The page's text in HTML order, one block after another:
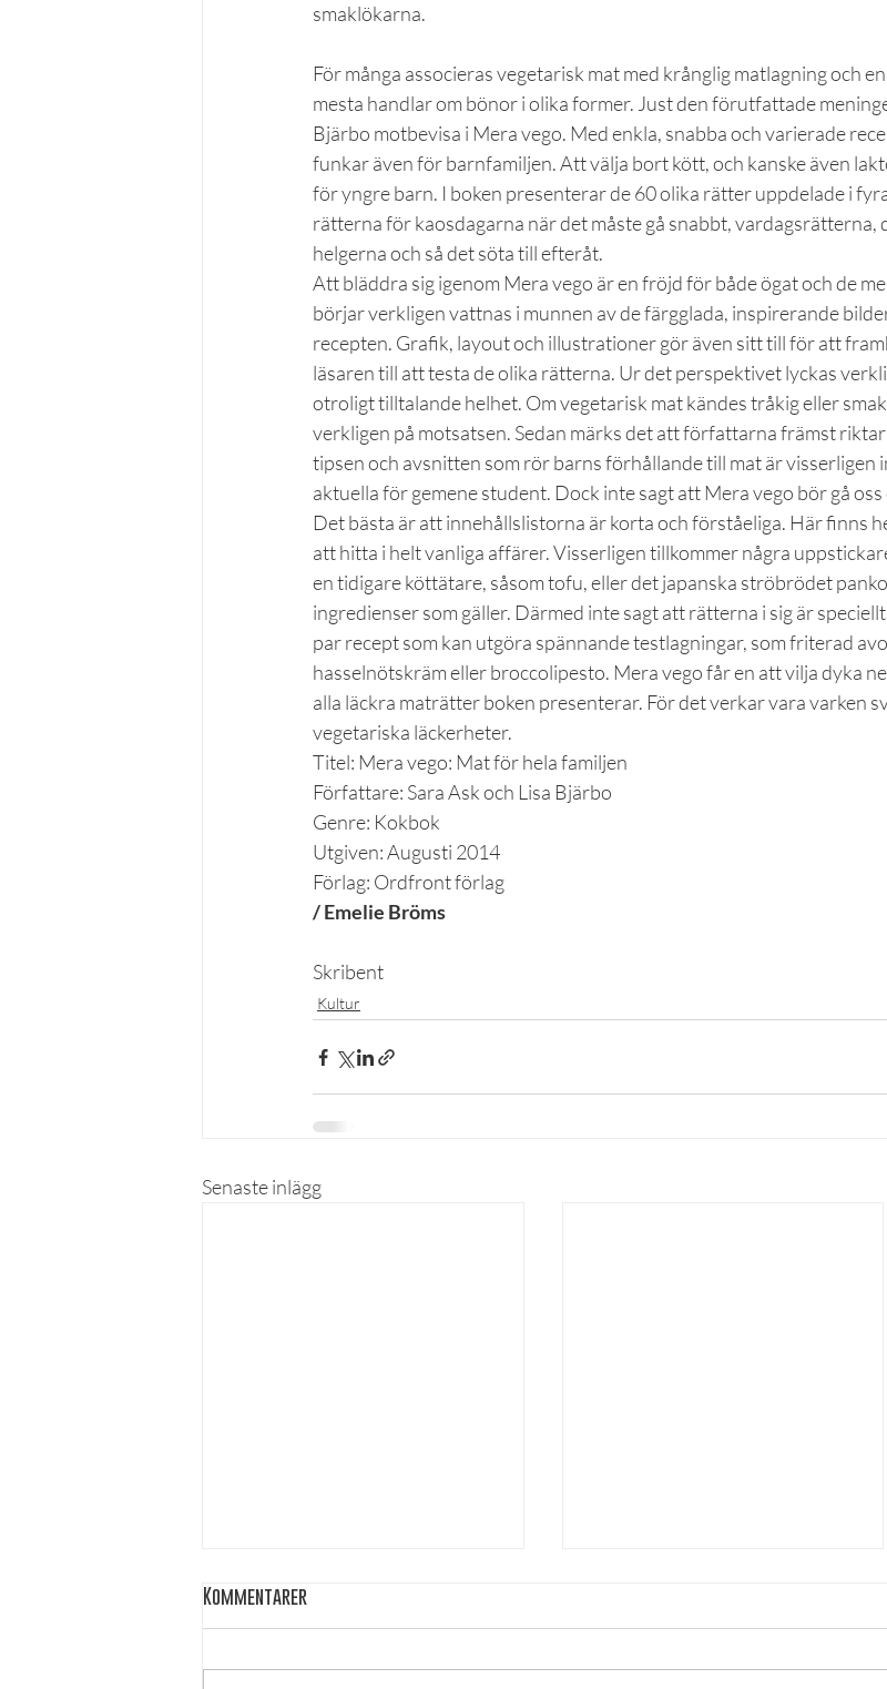
Podcast - Studentliv Reportage Recension Styrelseval
Studentens bekännelse
smaklökarna.
För många associeras vegetarisk mat med krånglig matlagning och
mesta handlar om bönor i olika former. Just den förutfattade
Bjärbo motbevisa i Mera vego. Med enkla, snabba och varierade
funkar även för barnfamiljen. Att välja bort kött, och kanske även
för yngre barn. I boken presenterar de 60 olika rätter uppdelade i
rätterna för kaosdagarna när det måste gå snabbt, vardagsrätterna,
helgerna och så det söta till efteråt.
Att bläddra sig igenom Mera vego är en fröjd för både ögat och de
börjar verkligen vattnas i munnen av de färgglada, inspirerande
recepten. Grafik, layout och illustrationer gör även sitt till för att
läsaren till att testa de olika rätterna. Ur det perspektivet lyckas
otroligt tilltalande helhet. Om vegetarisk mat kändes tråkig eller
verkligen på motsatsen. Sedan märks det att författarna främst
tipsen och avsnitten som rör barns förhållande till mat är visserligen
aktuella för gemene student. Dock inte sagt att Mera vego bör gå
Det bästa är att innehållslistorna är korta och förståeliga. Här finns
att hitta i helt vanliga affärer. Visserligen tillkommer några
en tidigare köttätare, såsom tofu, eller det japanska ströbrödet
ingredienser som gäller. Därmed inte sagt att rätterna i sig är
par recept som kan utgöra spännande testlagningar, som friterad
hasselnötskräm eller broccolipesto. Mera vego får en att vilja dyka
alla läckra maträtter boken presenterar. För det verkar vara varken
vegetariska läckerheter.
Titel: Mera vego: Mat för hela familjen
Författare: Sara Ask och Lisa Bjärbo
Genre: Kokbok
Utgiven: Augusti 2014
Förlag: Ordfront förlag
/ Emelie Bröms
Skribent
Kultur
Senaste inlägg
Kommentarer